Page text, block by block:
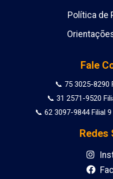
Política de
Fale
📞 75 3025-8290
📞 31 2571-9520
📞 62 3097-9844 Filial
Redes